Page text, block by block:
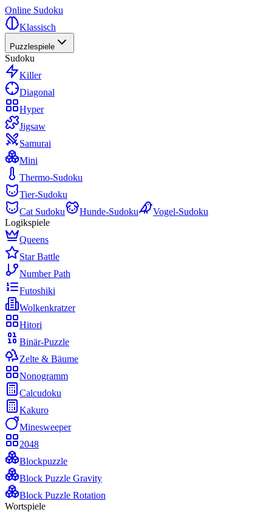
Online Sudoku
Klassisch
Puzzlespiele
Sudoku
Killer
Diagonal
Hyper
Jigsaw
Samurai
Mini
Thermo-Sudoku
Tier-Sudoku
Cat Sudoku
Hunde-Sudoku
Vogel-Sudoku
Logikspiele
Queens
Star Battle
Number Path
Futoshiki
Wolkenkratzer
Hitori
Binär-Puzzle
Zelte & Bäume
Nonogramm
Calcudoku
Kakuro
Minesweeper
2048
Blockpuzzle
Block Puzzle Gravity
Block Puzzle Rotation
Wortspiele